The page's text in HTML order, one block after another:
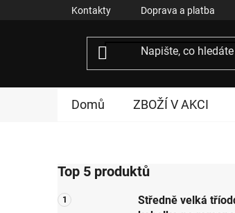
Kontakty Doprava a platba
Domů ZBOŽÍ V AKCI
o
s
Top 5 produktů
Středně velká